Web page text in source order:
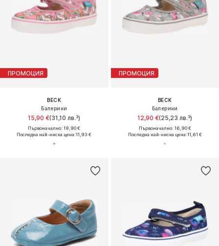
ПРОМОЦИЯ
BECK
Балерини
15,90 €(31,10 лв.³)
Първоначално: 19,90 €
Последна най-ниска цена:11,93 €
ПРОМОЦИЯ
BECK
Балерини
12,90 €(25,23 лв.³)
Първоначално: 16,90 €
Последна най-ниска цена:11,61 €